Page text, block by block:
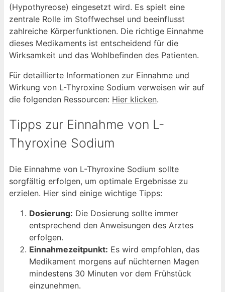
(Hypothyreose) eingesetzt wird. Es spielt eine
zentrale Rolle im Stoffwechsel und beeinflusst
zahlreiche Körperfunktionen. Die richtige Einnahme
dieses Medikaments ist entscheidend für die
Wirksamkeit und das Wohlbefinden des Patienten.
Für detaillierte Informationen zur Einnahme und
Wirkung von L-Thyroxine Sodium verweisen wir auf
die folgenden Ressourcen: Hier klicken.
Tipps zur Einnahme von L-
Thyroxine Sodium
Die Einnahme von L-Thyroxine Sodium sollte
sorgfältig erfolgen, um optimale Ergebnisse zu
erzielen. Hier sind einige wichtige Tipps:
Dosierung: Die Dosierung sollte immer
entsprechend den Anweisungen des Arztes
erfolgen.
Einnahmezeitpunkt: Es wird empfohlen, das
Medikament morgens auf nüchternen Magen
mindestens 30 Minuten vor dem Frühstück
einzunehmen.